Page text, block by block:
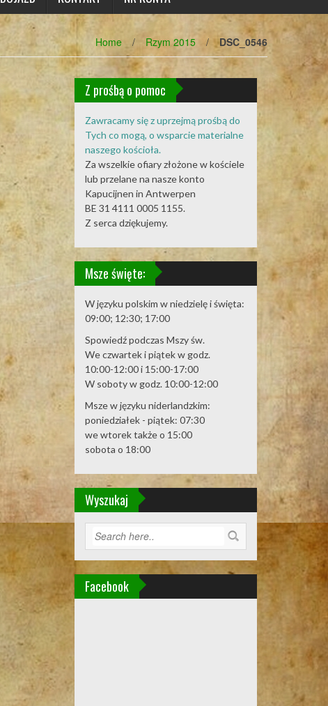
Home / Rzym 2015 / DSC_0546
Z prośbą o pomoc
Zawracamy się z uprzejmą prośbą do
Tych co mogą, o wsparcie materialne
naszego kościoła.
Za wszelkie ofiary złożone w kościele
lub przelane na nasze konto
Kapucijnen in Antwerpen
BE 31 4111 0005 1155.
Z serca dziękujemy.
Msze święte:
W języku polskim w niedzielę i święta:
09:00; 12:30; 17:00
Spowiedź podczas Mszy św.
We czwartek i piątek w godz.
10:00-12:00 i 15:00-17:00
W soboty w godz. 10:00-12:00
Msze w języku niderlandzkim:
poniedziałek - piątek: 07:30
we wtorek także o 15:00
sobota o 18:00
Wyszukaj
Facebook